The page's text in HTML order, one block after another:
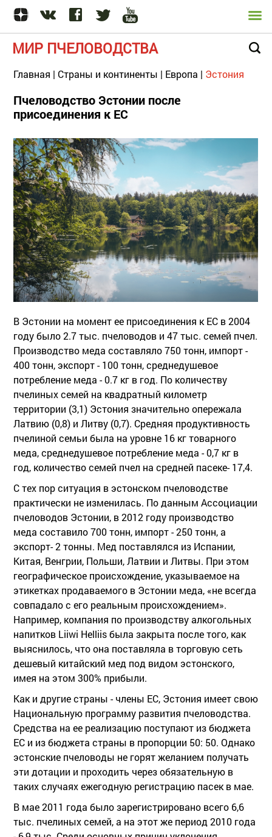
МИР ПЧЕЛОВОДСТВА
Главная | Страны и континенты | Европа | Эстония
Пчеловодство Эстонии после
присоединения к ЕС
В Эстонии на момент ее присоединения к ЕС в 2004
году было 2.7 тыс. пчеловодов и 47 тыс. семей пчел.
Производство меда составляло 750 тонн, импорт -
400 тонн, экспорт - 100 тонн, среднедушевое
потребление меда - 0.7 кг в год. По количеству
пчелиных семей на квадратный километр
территории (3,1) Эстония значительно опережала
Латвию (0,8) и Литву (0,7). Средняя продуктивность
пчелиной семьи была на уровне 16 кг товарного
меда, среднедушевое потребление меда - 0,7 кг в
год, количество семей пчел на средней пасеке- 17,4.
С тех пор ситуация в эстонском пчеловодстве
практически не изменилась. По данным Ассоциации
пчеловодов Эстонии, в 2012 году производство
меда составило 700 тонн, импорт - 250 тонн, а
экспорт- 2 тонны. Мед поставлялся из Испании,
Китая, Венгрии, Польши, Латвии и Литвы. При этом
географическое происхождение, указываемое на
этикетках продаваемого в Эстонии меда, «не всегда
совпадало c его реальным происхождением».
Например, компания по производству алкогольных
напитков Liiwi Helliis была закрыта после того, как
выяснилось, что она поставляла в торговую сеть
дешевый китайский мед под видом эстонского,
имея на этом 300% прибыли.
Как и другие страны - члены ЕС, Эстония имеет свою
Национальную программу развития пчеловодства.
Средства на ее реализацию поступают из бюджета
ЕС и из бюджета страны в пропорции 50: 50. Однако
эстонские пчеловоды не горят желанием получать
эти дотации и проходить через обязательную в
таких случаях ежегодную регистрацию пасек в мае.
В мае 2011 года было зарегистрировано всего 6,6
тыс. пчелиных семей, а на этот же период 2010 года